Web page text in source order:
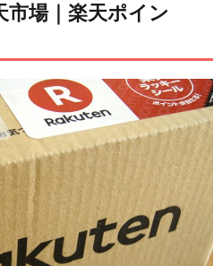
市場｜楽天ポイン